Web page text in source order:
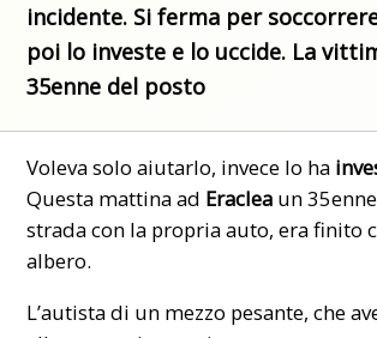
incidente. Si ferma per
poi lo investe e lo uccide. La
35enne del posto
Voleva solo aiutarlo, invece lo ha
Questa mattina ad Eraclea un
strada con la propria auto, era finito
albero.
L’autista di un mezzo pesante, che